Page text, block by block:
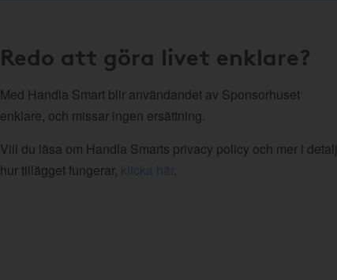
Redo att göra livet enklare?
Med Handla Smart blir användandet av Sponsorhuset
enklare, och missar ingen ersättning.
Vill du läsa om Handla Smarts privacy policy och mer i detalj
hur tillägget fungerar,
.